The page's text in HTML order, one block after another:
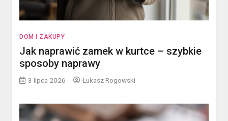
DOM I ZAKUPY
Jak naprawić zamek w kurtce – szybkie
sposoby naprawy
3 lipca 2026 Łukasz Rogowski